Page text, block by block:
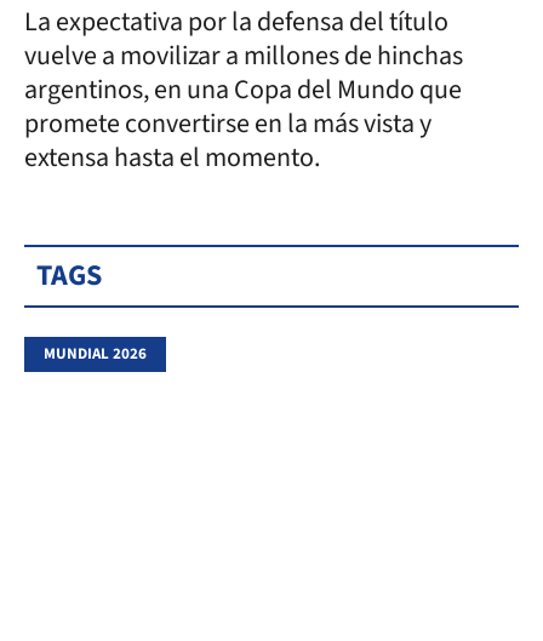
La expectativa por la defensa del título
vuelve a movilizar a millones de hinchas
argentinos, en una Copa del Mundo que
promete convertirse en la más vista y
extensa hasta el momento.
TAGS
MUNDIAL 2026